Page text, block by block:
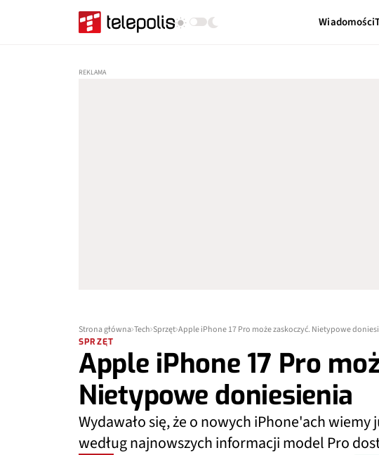
Wiadomości
Strona główna Tech Sprzęt Apple iPhone 17 Pro może zaskoczyć. Nietypowe
SPRZĘT
Apple iPhone 17 Pro
Nietypowe doniesienia
Wydawało się, że o nowych iPhone'ach
według najnowszych informacji model Pro